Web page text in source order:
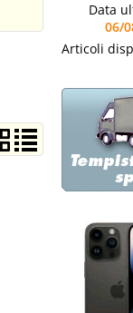
Data
06/
Articoli